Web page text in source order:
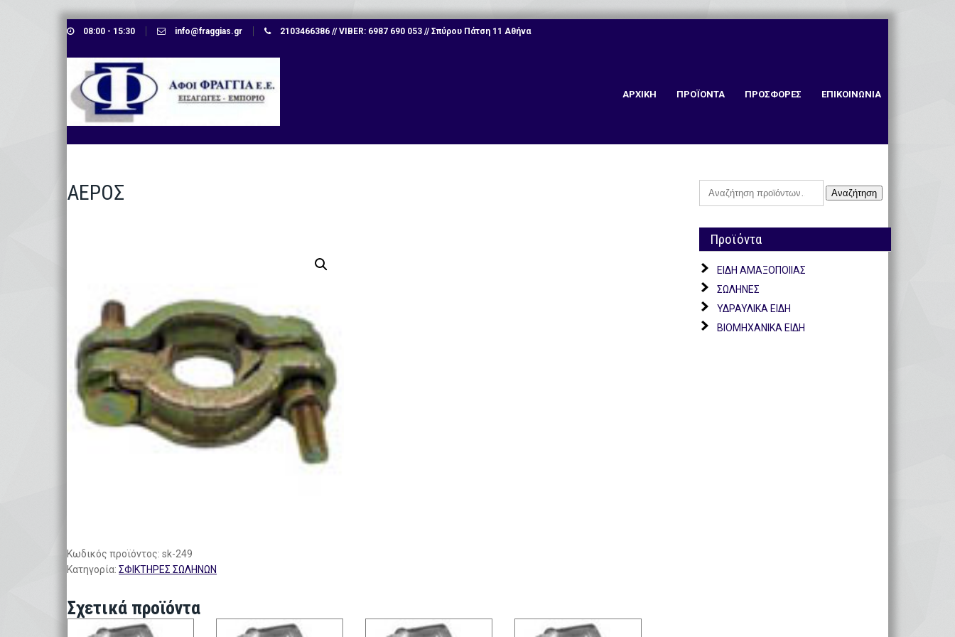
Skip
content
08:00 - 15:30 info@fraggias.gr 2103466386 // VIBER: 6987 690 053 // Σπύρου Πάτση 11 Αθήνα
ΑΡΧΙΚΗ ΠΡΟΪΟΝΤΑ ΠΡΟΣΦΟΡΕΣ ΕΠΙΚΟΙΝΩΝΙΑ
ΑΕΡΟΣ
Κωδικός προϊόντος:sk-249
Κατηγορία:ΣΦΙΚΤΗΡΕΣ ΣΩΛΗΝΩΝ
Σχετικά προϊόντα
Αναζήτηση
Αναζήτηση
Προϊόντα
ΕΙΔΗ ΑΜΑΞΟΠΟΙΙΑΣ
ΣΩΛΗΝΕΣ
ΥΔΡΑΥΛΙΚΑ ΕΙΔΗ
ΒΙΟΜΗΧΑΝΙΚΑ ΕΙΔΗ